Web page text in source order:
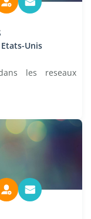
Unis
les reseaux